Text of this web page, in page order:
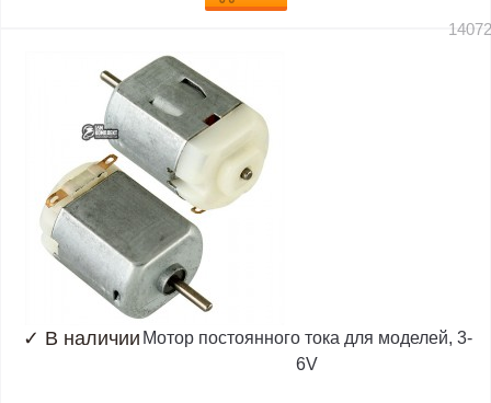
✓ В наличии Мотор постоянного тока для моделей, 3-
6V